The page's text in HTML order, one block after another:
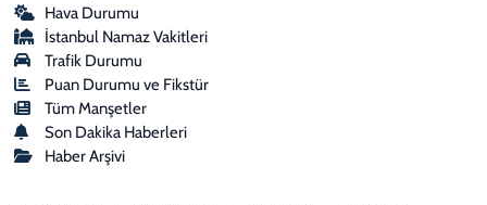
Hava Durumu
İstanbul Namaz Vakitleri
Trafik Durumu
Puan Durumu ve Fikstür
Tüm Manşetler
Son Dakika Haberleri
Haber Arşivi